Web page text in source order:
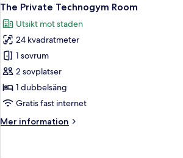
per
person)
Deluxe
Room
(Breakfast
included
at
5,000
won
per
person)
alla
foton
för
The
Private
Technogym
Room
8
The Private Technogym Room
Utsikt mot staden
24 kvadratmeter
1 sovrum
2 sovplatser
1 dubbelsäng
Gratis fast internet
Mer information
Mer